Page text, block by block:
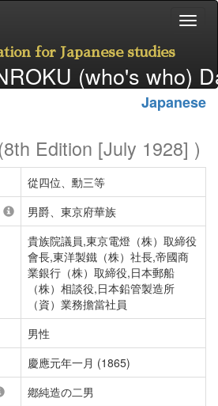
for Japanese studies
(who's who)
Japanese
Edition [July 1928] )
從四位、勳三等
男爵、東京府華族
貴族院議員,東京電燈（株）取締役
會長,東洋製鐵（株）社長,帝國商
業銀行（株）取締役,日本郵船
（株）相談役,日本鉛管製造所
（資）業務擔當社員
男性
慶應元年一月 (1865)
鄕純造の二男